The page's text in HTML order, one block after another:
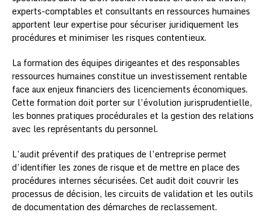
experts-comptables et consultants en ressources humaines
apportent leur expertise pour sécuriser juridiquement les
procédures et minimiser les risques contentieux.
La formation des équipes dirigeantes et des responsables
ressources humaines constitue un investissement rentable
face aux enjeux financiers des licenciements économiques.
Cette formation doit porter sur l’évolution jurisprudentielle,
les bonnes pratiques procédurales et la gestion des relations
avec les représentants du personnel.
L’audit préventif des pratiques de l’entreprise permet
d’identifier les zones de risque et de mettre en place des
procédures internes sécurisées. Cet audit doit couvrir les
processus de décision, les circuits de validation et les outils
de documentation des démarches de reclassement.